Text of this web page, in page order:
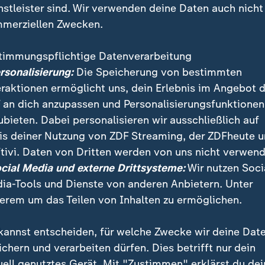
werden Medikamente und Verbandsmaterial
großes Stahlwerk zerstört. Bei Angriffen auf
Kinshal eingesetzt worden sein.
sind. Wir verwenden deine Daten auch nicht
Zwecken.
Datenverarbeitung
Die Speicherung von bestimmten
ermöglicht uns, dein Erlebnis im Angebot
an dich anzupassen und Personalisierungsfunktionen
Dabei personalisieren wir ausschließlich auf
deiner Nutzung von ZDF Streaming, der ZDFheute
Daten von Dritten werden von uns nicht
Media und externe Drittsysteme:Wir nutzen
Tools und Dienste von anderen Anbietern. Unter
um das Teilen von Inhalten zu ermöglichen.
entscheiden, für welche Zwecke wir deine
und verarbeiten dürfen. Dies betrifft nur dein